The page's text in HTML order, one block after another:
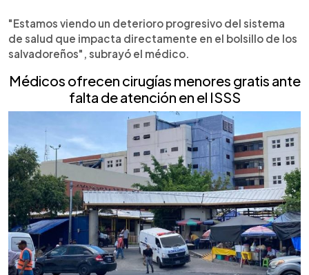
"Estamos viendo un deterioro progresivo del sistema
de salud que impacta directamente en el bolsillo de los
salvadoreños", subrayó el médico.
Médicos ofrecen cirugías menores gratis ante
falta de atención en el ISSS